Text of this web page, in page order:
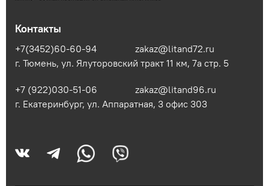
Контакты
+7(3452)60-60-94
zakaz@litand72.ru
г. Тюмень, ул. Ялуторовский тракт 11 км, 7а стр. 5
+7 (922)030-51-06
zakaz@litand96.ru
г. Екатеринбург, ул. Аппаратная, 3​ офис 303